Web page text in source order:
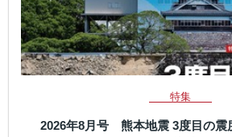
特集
2026年8月号 熊本地震 3度目の震